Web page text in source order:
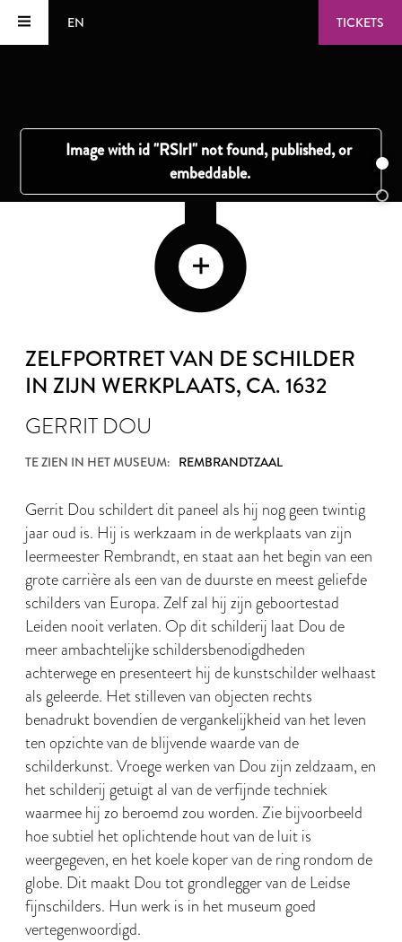
EN TICKETS
ZELFPORTRET VAN DE SCHILDER
IN ZIJN WERKPLAATS, CA. 1632
GERRIT DOU
TE ZIEN IN HET MUSEUM: REMBRANDTZAAL
Gerrit Dou schildert dit paneel als hij nog geen twintig
jaar oud is. Hij is werkzaam in de werkplaats van zijn
leermeester Rembrandt, en staat aan het begin van een
grote carrière als een van de duurste en meest geliefde
schilders van Europa. Zelf zal hij zijn geboortestad
Leiden nooit verlaten. Op dit schilderij laat Dou de
meer ambachtelijke schildersbenodigdheden
achterwege en presenteert hij de kunstschilder welhaast
als geleerde. Het stilleven van objecten rechts
benadrukt bovendien de vergankelijkheid van het leven
ten opzichte van de blijvende waarde van de
schilderkunst. Vroege werken van Dou zijn zeldzaam, en
het schilderij getuigt al van de verfijnde techniek
waarmee hij zo beroemd zou worden. Zie bijvoorbeeld
hoe subtiel het oplichtende hout van de luit is
weergegeven, en het koele koper van de ring rondom de
globe. Dit maakt Dou tot grondlegger van de Leidse
fijnschilders. Hun werk is in het museum goed
vertegenwoordigd.